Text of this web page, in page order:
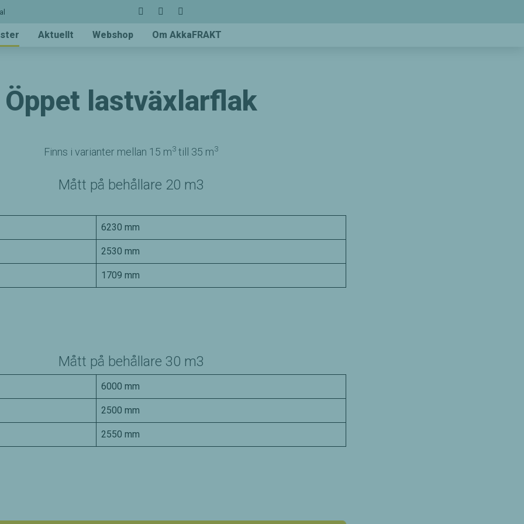
Aktuellt Webshop Om AkkaFRAKT
Öppet lastväxlarflak
Finns i varianter mellan 15 m3 till 35 m3
Mått på behållare 20 m3
6230 mm
2530 mm
1709 mm
Mått på behållare 30 m3
6000 mm
2500 mm
2550 mm